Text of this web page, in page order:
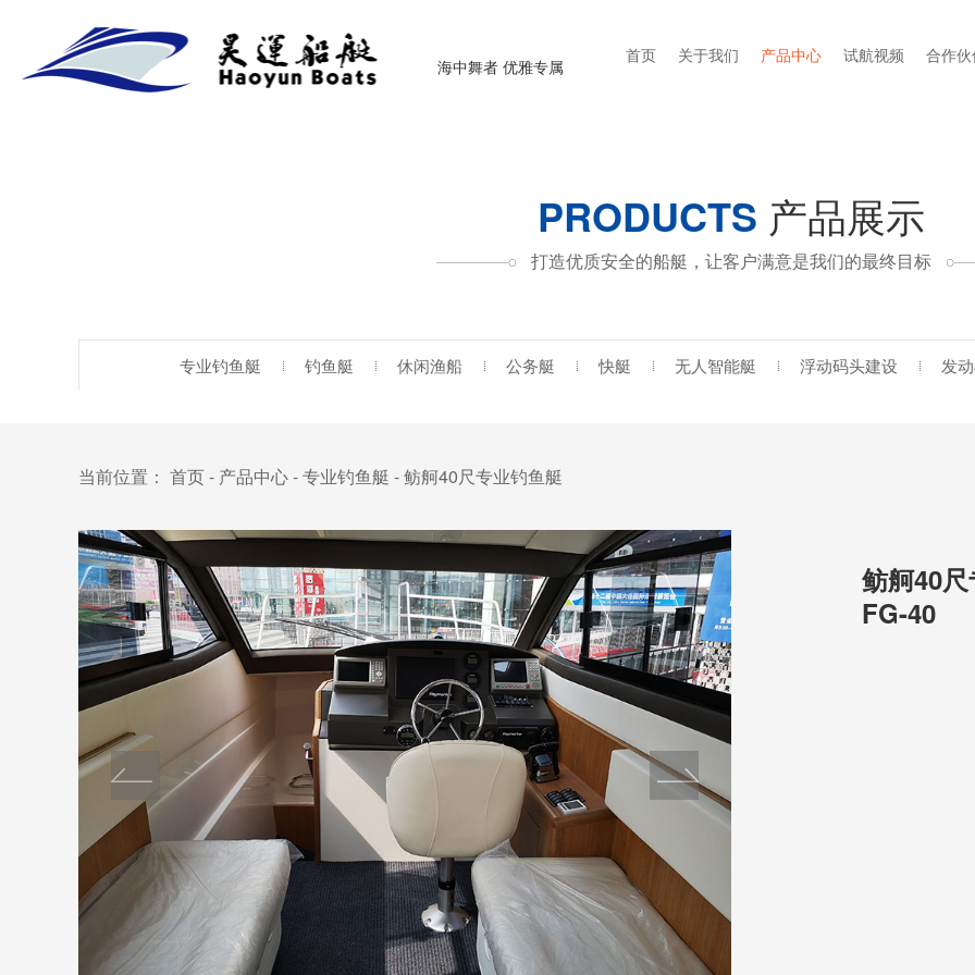
海中舞者 优雅专属
首页 关于我们 产品中心 试航视频 合作伙
PRODUCTS 产品展示
打造优质安全的船艇，让客户满意是我们的最终目标
专业钓鱼艇 钓鱼艇 休闲渔船 公务艇 快艇 无人智能艇 浮动码头建设 发
当前位置： 首页- 产品中心-专业钓鱼艇 - 鲂舸40尺专业钓鱼艇
鲂舸40
FG-40